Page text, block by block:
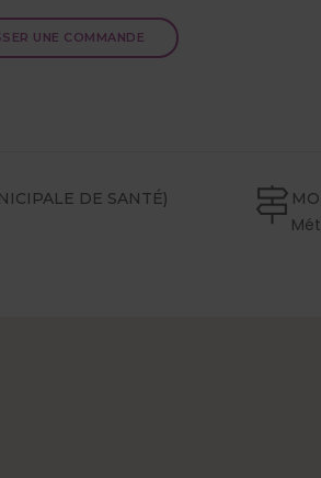
UNE COMMANDE
DE SANTÉ)